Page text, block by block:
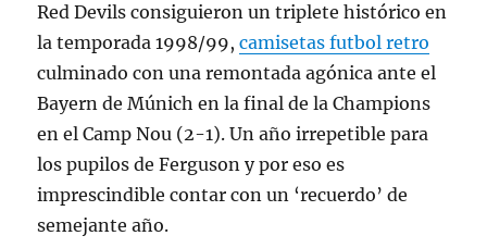
Red Devils consiguieron un triplete histórico en
la temporada 1998/99,camisetas futbol retro
culminado con una remontada agónica ante el
Bayern de Múnich en la final de la Champions
en el Camp Nou (2-1). Un año irrepetible para
los pupilos de Ferguson y por eso es
imprescindible contar con un ‘recuerdo’ de
semejante año.